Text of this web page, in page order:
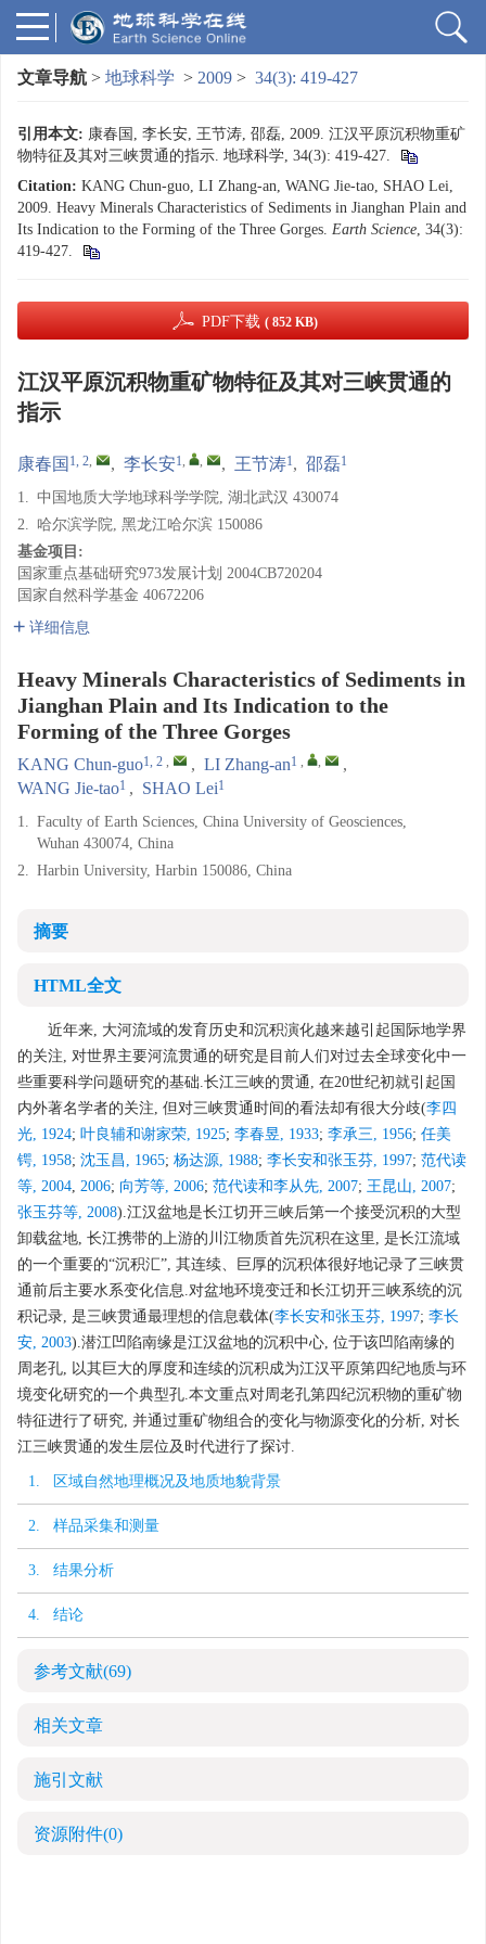
文章导航 > 地球科学 > 2009 > 34(3): 419-427
引用本文: 康春国, 李长安, 王节涛, 邵磊, 2009. 江汉平原沉积物重矿
物特征及其对三峡贯通的指示. 地球科学, 34(3): 419-427.
Citation: KANG Chun-guo, LI Zhang-an, WANG Jie-tao, SHAO Lei,
2009. Heavy Minerals Characteristics of Sediments in Jianghan Plain and
Its Indication to the Forming of the Three Gorges. Earth Science, 34(3):
419-427.
PDF下载 ( 852 KB)
江汉平原沉积物重矿物特征及其对三峡贯通的
指示
康春国 1, 2, , 李长安1, , , 王节涛1, 邵磊1
1. 中国地质大学地球科学学院, 湖北武汉 430074
2. 哈尔滨学院, 黑龙江哈尔滨 150086
基金项目:
国家重点基础研究973发展计划 2004CB720204
国家自然科学基金 40672206
详细信息
Heavy Minerals Characteristics of Sediments in
Jianghan Plain and Its Indication to the
Forming of the Three Gorges
KANG Chun-guo1, 2 , , LI Zhang-an1 , ,
,
WANG Jie-tao1 , SHAO Lei1
1. Faculty of Earth Sciences, China University of Geosciences,
Wuhan 430074, China
2. Harbin University, Harbin 150086, China
摘要
HTML全文
近年来, 大河流域的发育历史和沉积演化越来越引起国际地学界
的关注, 对世界主要河流贯通的研究是目前人们对过去全球变化中一
些重要科学问题研究的基础.长江三峡的贯通, 在20世纪初就引起国
内外著名学者的关注, 但对三峡贯通时间的看法却有很大分歧(李四
光, 1924; 叶良辅和谢家荣, 1925; 李春昱, 1933; 李承三, 1956; 任美
锷, 1958; 沈玉昌, 1965; 杨达源, 1988; 李长安和张玉芬, 1997; 范代读
等, 2004, 2006; 向芳等, 2006; 范代读和李从先, 2007; 王昆山, 2007;
张玉芬等, 2008).江汉盆地是长江切开三峡后第一个接受沉积的大型
卸载盆地, 长江携带的上游的川江物质首先沉积在这里, 是长江流域
的一个重要的“沉积汇”, 其连续、巨厚的沉积体很好地记录了三峡贯
通前后主要水系变化信息.对盆地环境变迁和长江切开三峡系统的沉
积记录, 是三峡贯通最理想的信息载体(李长安和张玉芬, 1997; 李长
安, 2003).潜江凹陷南缘是江汉盆地的沉积中心, 位于该凹陷南缘的
周老孔, 以其巨大的厚度和连续的沉积成为江汉平原第四纪地质与环
境变化研究的一个典型孔.本文重点对周老孔第四纪沉积物的重矿物
特征进行了研究, 并通过重矿物组合的变化与物源变化的分析, 对长
江三峡贯通的发生层位及时代进行了探讨.
1. 区域自然地理概况及地质地貌背景
2. 样品采集和测量
3. 结果分析
4. 结论
参考文献(69)
相关文章
施引文献
资源附件(0)